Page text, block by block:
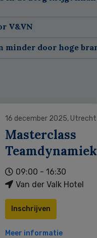
V&VN
minder door hoge
16 december 2025, Utrecht
Masterclass
Teamdynamiek
09:00 - 16:30
Van der Valk Hotel
Inschrijven
Meer informatie